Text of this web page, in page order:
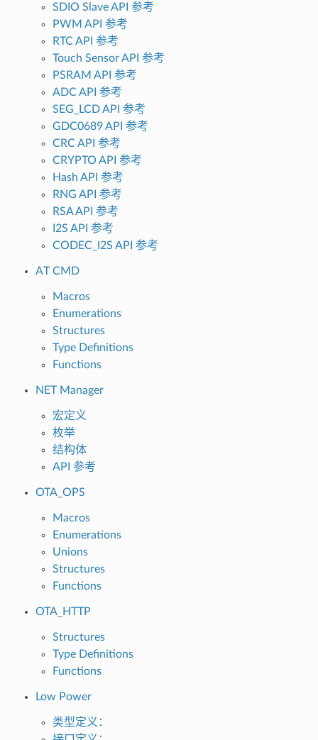
SDIO Slave API 参考
PWM API 参考
RTC API 参考
Touch Sensor API 参考
PSRAM API 参考
ADC API 参考
SEG_LCD API 参考
GDC0689 API 参考
CRC API 参考
CRYPTO API 参考
Hash API 参考
RNG API 参考
RSA API 参考
I2S API 参考
CODEC_I2S API 参考
AT CMD
Macros
Enumerations
Structures
Type Definitions
Functions
NET Manager
宏定义
枚举
结构体
API 参考
OTA_OPS
Macros
Enumerations
Unions
Structures
Functions
OTA_HTTP
Structures
Type Definitions
Functions
Low Power
类型定义：